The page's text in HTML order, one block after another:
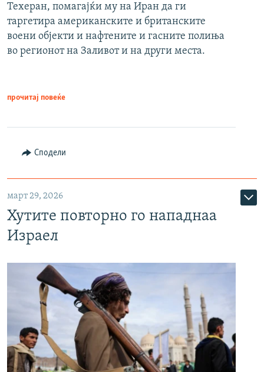
Техеран, помагајќи му на Иран да ги
таргетира американските и британските
воени објекти и нафтените и гасните полиња
во регионот на Заливот и на други места.
прочитај повеќе
Сподели
март 29, 2026
Хутите повторно го нападнаа
Израел